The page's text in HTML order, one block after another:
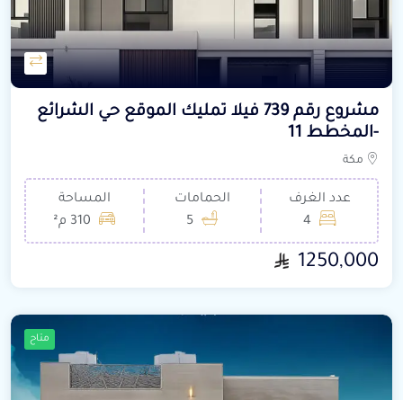
مشروع رقم 739 فيلا تمليك الموقع حي الشرائع
-المخطط 11
مكة
عدد الغرف
4
الحمامات
5
المساحة
310 م²
1250,000
متاح